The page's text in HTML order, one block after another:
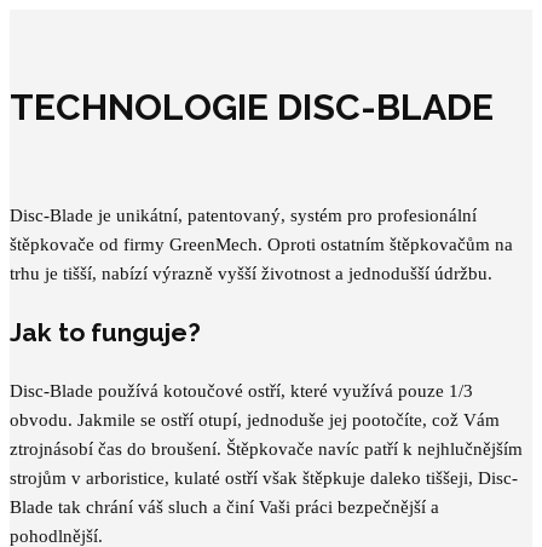
TECHNOLOGIE DISC-BLADE
Disc-Blade je unikátní, patentovaný, systém pro profesionální
štěpkovače od firmy GreenMech. Oproti ostatním štěpkovačům na
trhu je tišší, nabízí výrazně vyšší životnost a jednodušší údržbu.
Jak to funguje?
Disc-Blade používá kotoučové ostří, které využívá pouze 1/3
obvodu. Jakmile se ostří otupí, jednoduše jej pootočíte, což Vám
ztrojnásobí čas do broušení. Štěpkovače navíc patří k nejhlučnějším
strojům v arboristice, kulaté ostří však štěpkuje daleko tiššeji, Disc-
Blade tak chrání váš sluch a činí Vaši práci bezpečnější a
pohodlnější.